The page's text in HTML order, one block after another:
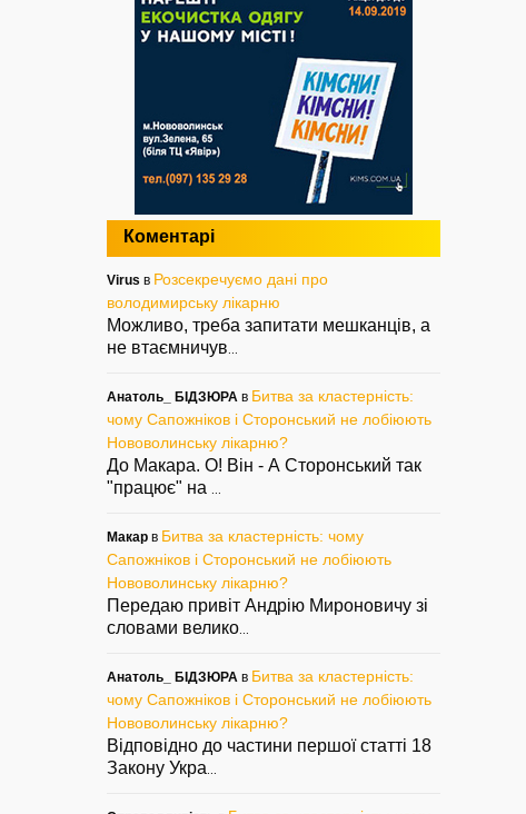
Коментарі
Virus в Розсекречуємо дані про
володимирську лікарню
Можливо, треба запитати мешканців, а
не втаємничув
Анатоль_ БІДЗЮРА в Битва за кластерність:
чому Сапожніков і Сторонський не лобіюють
Нововолинську лікарню?
До Макара. О! Він - А Сторонський так
"працює" на
Макар в Битва за кластерність: чому
Сапожніков і Сторонський не лобіюють
Нововолинську лікарню?
Передаю привіт Андрію Мироновичу зі
словами велико
Анатоль_ БІДЗЮРА в Битва за кластерність:
чому Сапожніков і Сторонський не лобіюють
Нововолинську лікарню?
Відповідно до частини першої статті 18
Закону Укра